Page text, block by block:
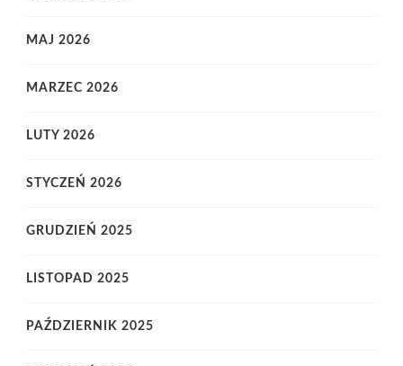
MAJ 2026
MARZEC 2026
LUTY 2026
STYCZEŃ 2026
GRUDZIEŃ 2025
LISTOPAD 2025
PAŹDZIERNIK 2025